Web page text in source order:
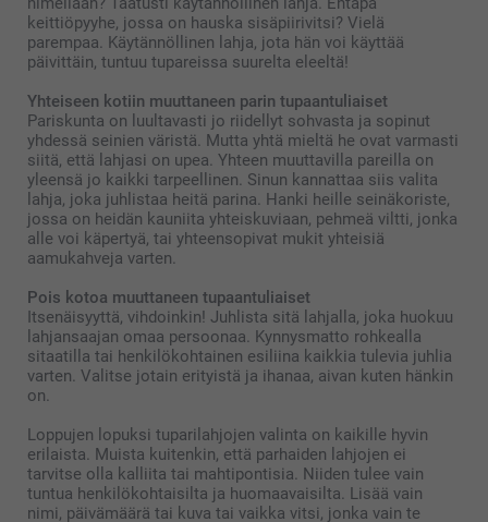
keittiöpyyhe, jossa on hauska sisäpiirivitsi? Vielä
parempaa. Käytännöllinen lahja, jota hän voi käyttää
päivittäin, tuntuu tupareissa suurelta eleeltä!
Yhteiseen kotiin muuttaneen parin tupaantuliaiset
Pariskunta on luultavasti jo riidellyt sohvasta ja sopinut
yhdessä seinien väristä. Mutta yhtä mieltä he ovat varmasti
siitä, että lahjasi on upea. Yhteen muuttavilla pareilla on
yleensä jo kaikki tarpeellinen. Sinun kannattaa siis valita
lahja, joka juhlistaa heitä parina. Hanki heille seinäkoriste,
jossa on heidän kauniita yhteiskuviaan, pehmeä viltti, jonka
alle voi käpertyä, tai yhteensopivat mukit yhteisiä
aamukahveja varten.
Pois kotoa muuttaneen tupaantuliaiset
Itsenäisyyttä, vihdoinkin! Juhlista sitä lahjalla, joka huokuu
lahjansaajan omaa persoonaa. Kynnysmatto rohkealla
sitaatilla tai henkilökohtainen esiliina kaikkia tulevia juhlia
varten. Valitse jotain erityistä ja ihanaa, aivan kuten hänkin
on.
Loppujen lopuksi tuparilahjojen valinta on kaikille hyvin
erilaista. Muista kuitenkin, että parhaiden lahjojen ei
tarvitse olla kalliita tai mahtipontisia. Niiden tulee vain
tuntua henkilökohtaisilta ja huomaavaisilta. Lisää vain
nimi, päivämäärä tai kuva tai vaikka vitsi, jonka vain te